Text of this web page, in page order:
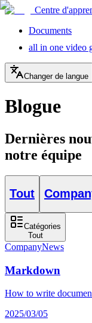
Centre
Documents
all in one video
Changer de langue
Blogue
Dernières
notre équipe
Tout
Catégories
Tout
CompanyNews
Markdown
How to write
2025/03/05